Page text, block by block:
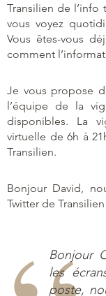
Transilien de l’info
vous voyez
Vous êtes-vous
comment
Je vous propose
l’équipe de la
disponibles. La
virtuelle de 6h à
Transilien.
Bonjour David,
Twitter de Transilien
Bonjour
les
poste,